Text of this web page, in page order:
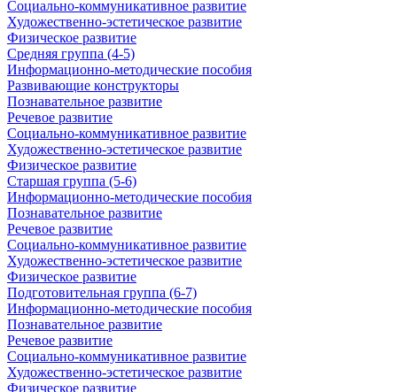
Социально-коммуникативное развитие
Художественно-эстетическое развитие
Физическое развитие
Средняя группа (4-5)
Информационно-методические пособия
Развивающие конструкторы
Познавательное развитие
Речевое развитие
Социально-коммуникативное развитие
Художественно-эстетическое развитие
Физическое развитие
Старшая группа (5-6)
Информационно-методические пособия
Познавательное развитие
Речевое развитие
Социально-коммуникативное развитие
Художественно-эстетическое развитие
Физическое развитие
Подготовительная группа (6-7)
Информационно-методические пособия
Познавательное развитие
Речевое развитие
Социально-коммуникативное развитие
Художественно-эстетическое развитие
Физическое развитие